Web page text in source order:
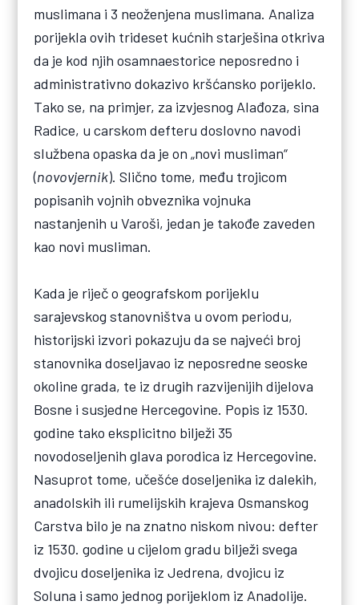
muslimana i 3 neoženjena muslimana. Analiza
porijekla ovih trideset kućnih starješina otkriva
da je kod njih osamnaestorice neposredno i
administrativno dokazivo kršćansko porijeklo.
Tako se, na primjer, za izvjesnog Alađoza, sina
Radice, u carskom defteru doslovno navodi
službena opaska da je on „novi musliman“
(novovjernik). Slično tome, među trojicom
popisanih vojnih obveznika vojnuka
nastanjenih u Varoši, jedan je takođe zaveden
kao novi musliman.
Kada je riječ o geografskom porijeklu
sarajevskog stanovništva u ovom periodu,
historijski izvori pokazuju da se najveći broj
stanovnika doseljavao iz neposredne seoske
okoline grada, te iz drugih razvijenijih dijelova
Bosne i susjedne Hercegovine. Popis iz 1530.
godine tako eksplicitno bilježi 35
novodoseljenih glava porodica iz Hercegovine.
Nasuprot tome, učešće doseljenika iz dalekih,
anadolskih ili rumelijskih krajeva Osmanskog
Carstva bilo je na znatno niskom nivou: defter
iz 1530. godine u cijelom gradu bilježi svega
dvojicu doseljenika iz Jedrena, dvojicu iz
Soluna i samo jednog porijeklom iz Anadolije.